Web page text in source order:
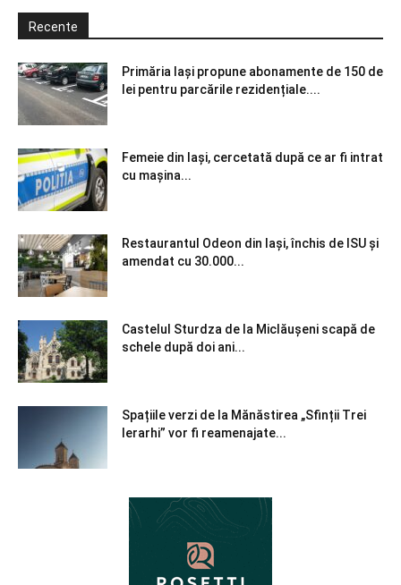
Recente
Primăria Iași propune abonamente de 150 de
lei pentru parcările rezidențiale....
Femeie din Iași, cercetată după ce ar fi intrat
cu mașina...
Restaurantul Odeon din Iași, închis de ISU și
amendat cu 30.000...
Castelul Sturdza de la Miclăușeni scapă de
schele după doi ani...
Spațiile verzi de la Mănăstirea „Sfinții Trei
Ierarhi” vor fi reamenajate...